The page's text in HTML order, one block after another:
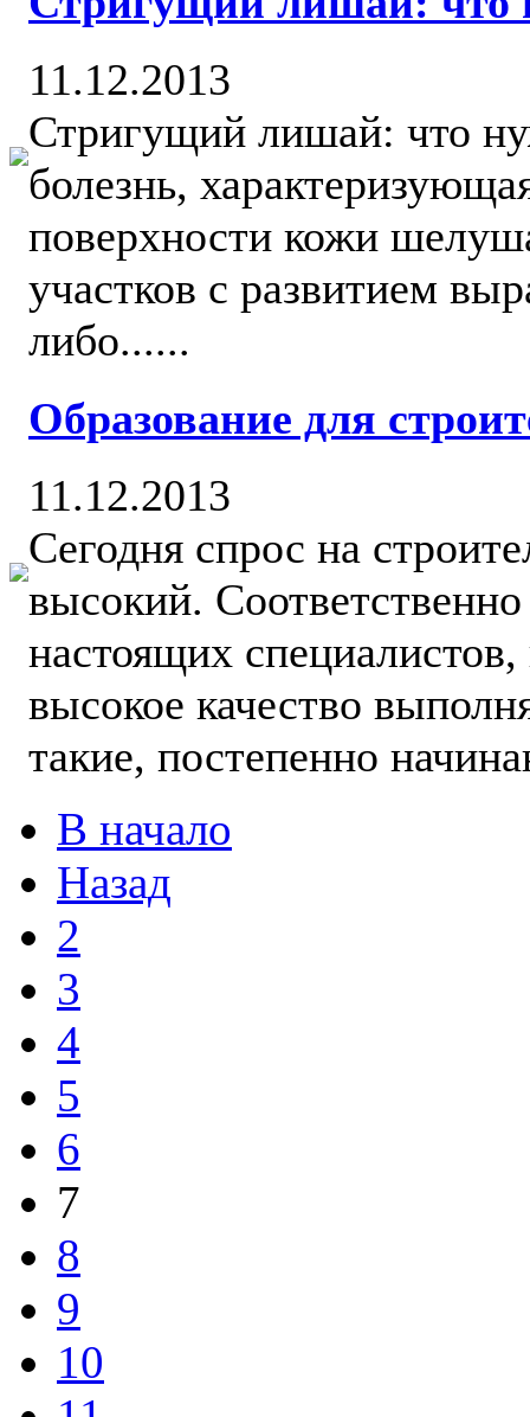
11.12.2013
Стригущий лишай: что
болезнь,
поверхности кожи
участков с развитием
либо......
Образование для
11.12.2013
Сегодня спрос на
высокий.
настоящих
высокое качество
такие, постепенно
В начало
Назад
2
3
4
5
6
7
8
9
10